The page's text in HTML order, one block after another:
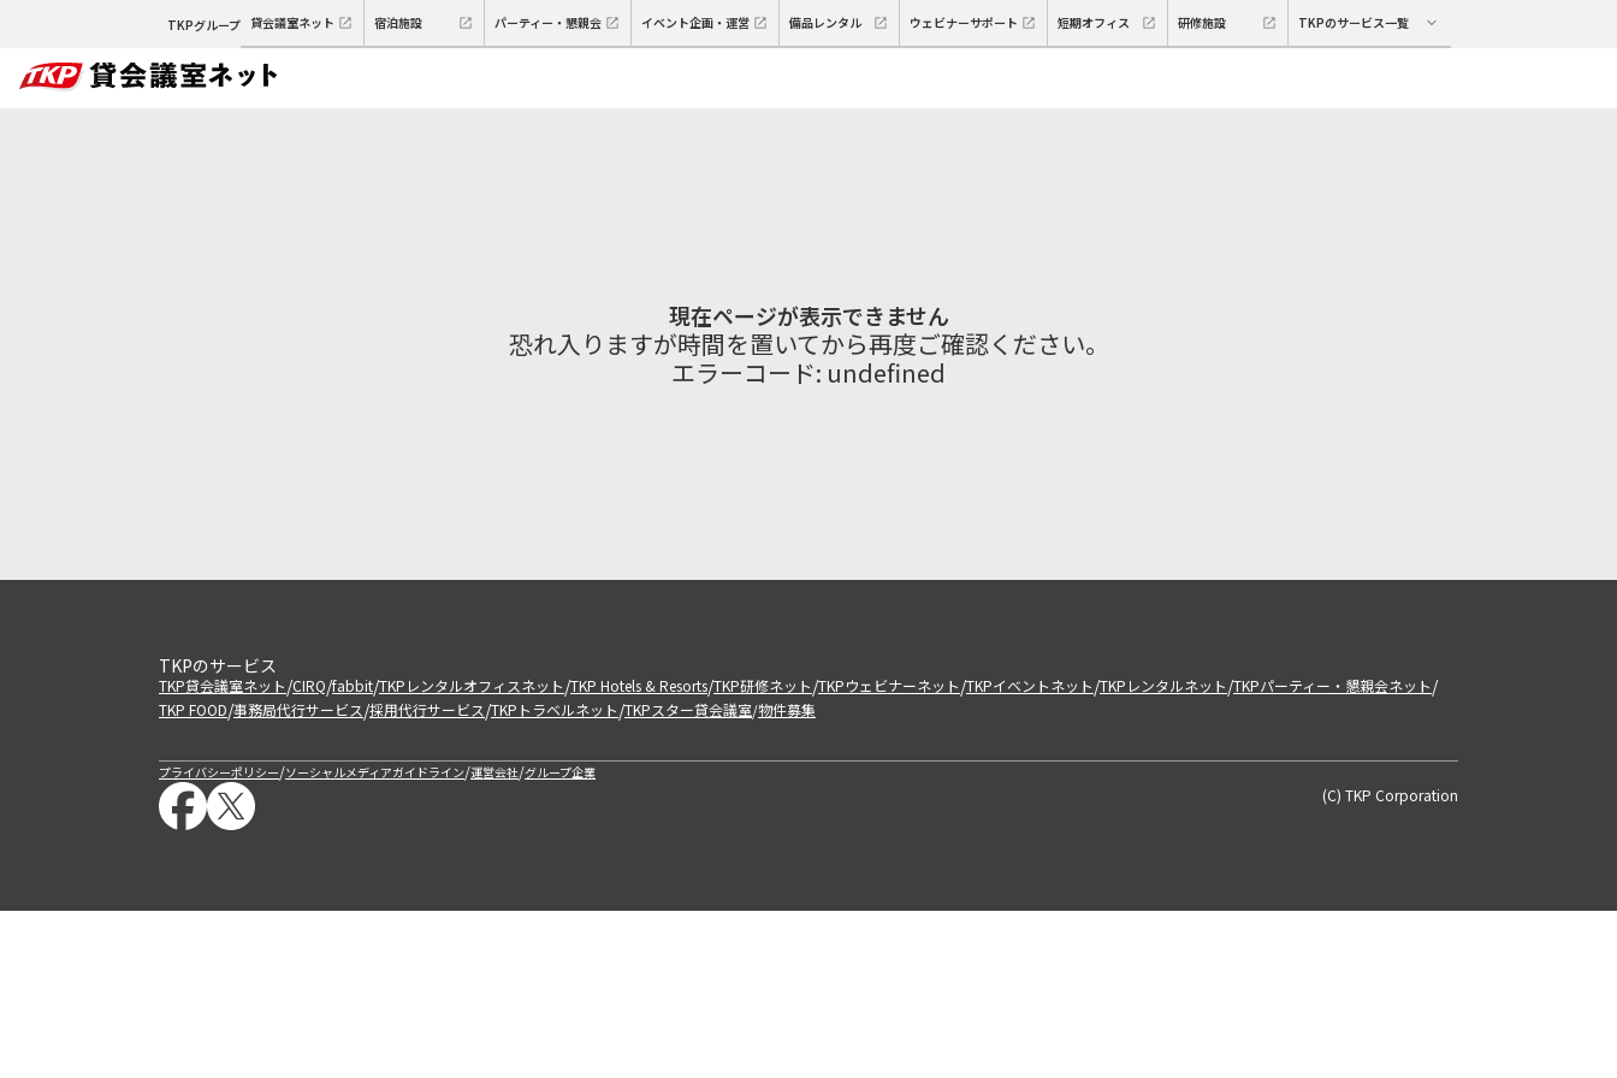
TKPグループ 貸会議室ネット 宿泊施設 パーティー・懇親会 イベント企画・運営 備品レンタル ウェビナーサポート 短期オフィス 研修施設 TKPのサービス一覧
現在ページが表示できません
恐れ入りますが時間を置いてから再度ご確認ください。
エラーコード: undefined
TKPのサービス
TKP貸会議室ネット/CIRQ/fabbit/TKPレンタルオフィスネット/TKP Hotels & Resorts/TKP研修ネット/TKPウェビナーネット/TKPイベントネット/TKPレンタルネット/TKPパーティー・懇親会ネット/
TKP FOOD/事務局代行サービス/採用代行サービス/TKPトラベルネット/TKPスター貸会議室/物件募集
プライバシーポリシー/ソーシャルメディアガイドライン/運営会社/グループ企業
(C) TKP Corporation